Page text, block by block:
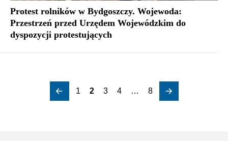
Protest rolników w Bydgoszczy. Wojewoda:
Przestrzeń przed Urzędem Wojewódzkim do
dyspozycji protestujących
1 2 3 4 … 8